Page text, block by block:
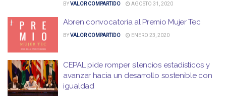
BYVALOR COMPARTIDO AGOSTO 31, 2020
Abren convocatoria al Premio Mujer Tec
BYVALOR COMPARTIDO ENERO 23, 2020
CEPAL pide romper silencios estadísticos y
avanzar hacia un desarrollo sostenible con
igualdad